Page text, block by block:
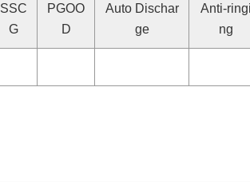
SSC
G
PGOO
D
Auto Dischar
ge
Anti-
ng